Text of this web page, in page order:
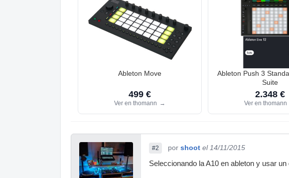
Ableton Move
499 €
Ver en thomann →
Ableton Push 3
Suite
2.348 €
Ver en thomann
#2 por shoot el 14/11/2015
Seleccionando la A10 en ableton y usar